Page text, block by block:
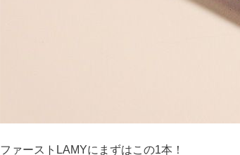
ファーストLAMYにまずはこの1本！